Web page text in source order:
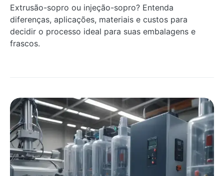
Extrusão-sopro ou injeção-sopro? Entenda
diferenças, aplicações, materiais e custos para
decidir o processo ideal para suas embalagens e
frascos.